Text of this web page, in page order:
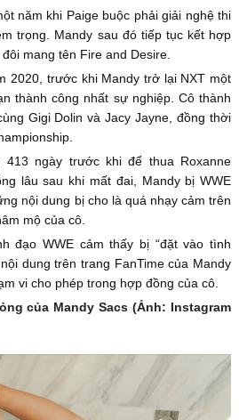
năm khi Paige buộc phải giải nghệ thi
trọng. Mandy sau đó tiếp tục kết hợp
mang tên Fire and Desire.
2020, trước khi Mandy trở lại NXT một
thành công nhất sự nghiệp. Cô thành
Gigi Dolin và Jacy Jayne, đồng thời
413 ngày trước khi để thua Roxanne
lâu sau khi mất đai, Mandy bị WWE
nội dung bị cho là quá nhạy cảm trên
mộ của cô.
đạo WWE cảm thấy bị “đặt vào tình
dung trên trang FanTime của Mandy
vi cho phép trong hợp đồng của cô.
của Mandy Sacs (Ảnh: Instagram